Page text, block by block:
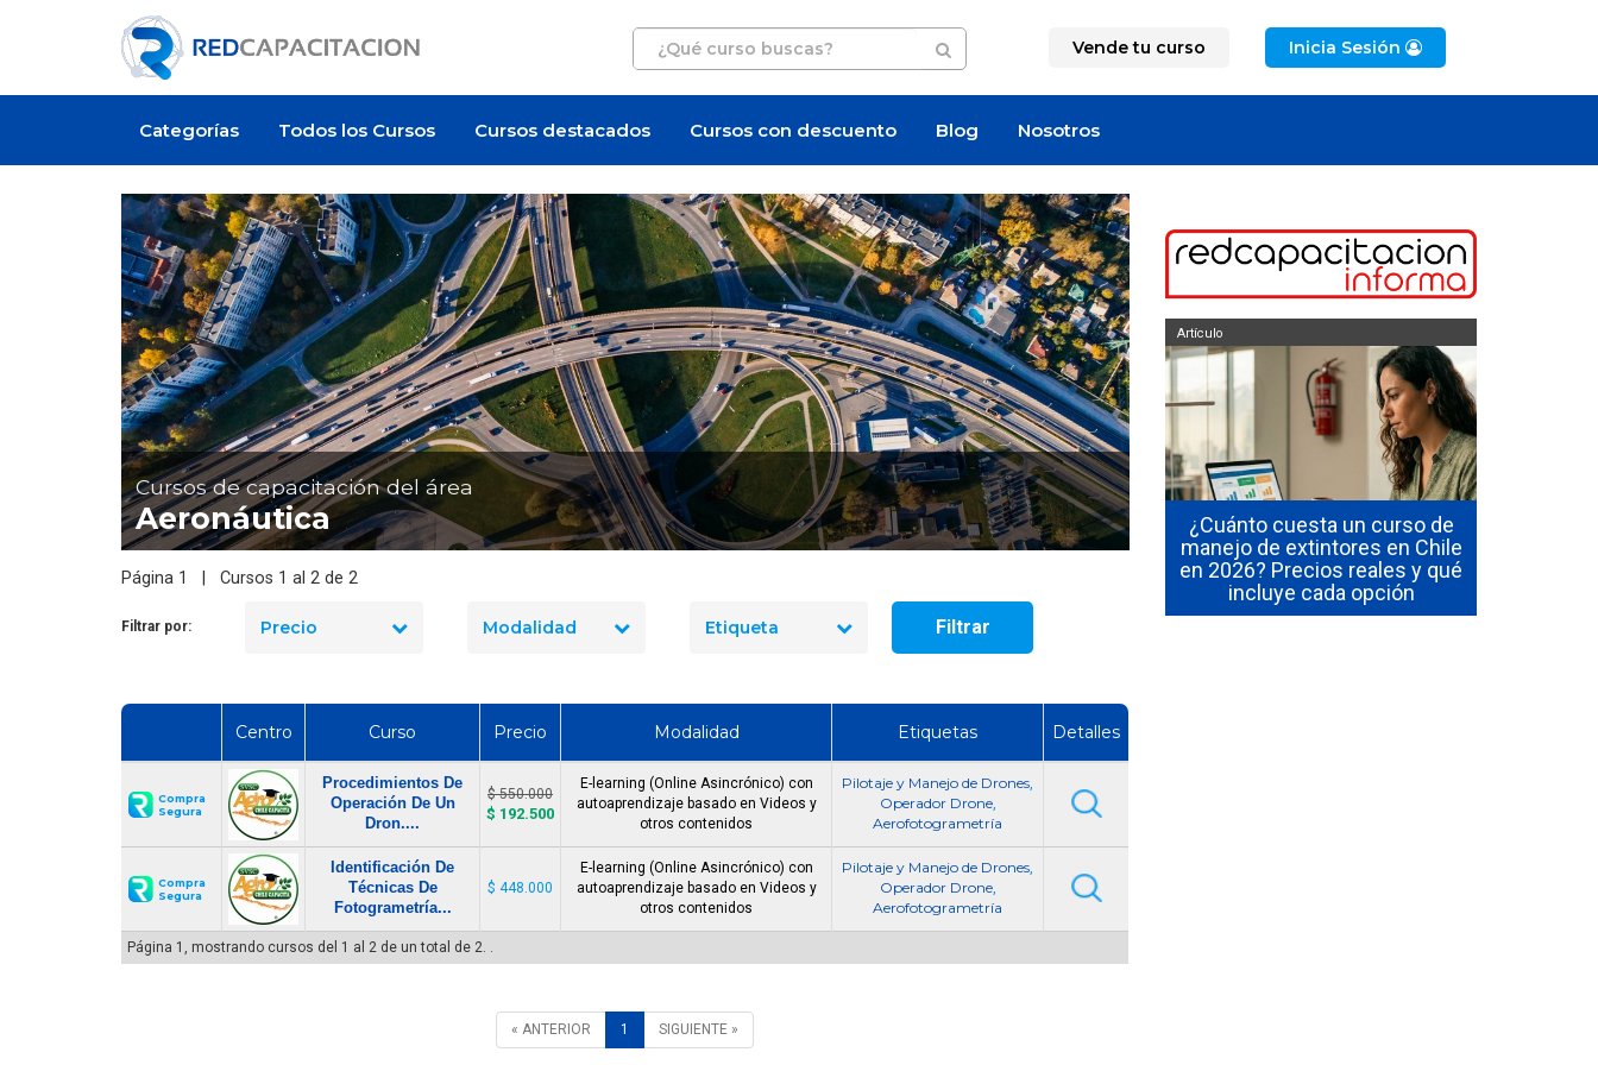
Vende tu curso Inicia Sesión
Categorías Todos los Cursos Cursos destacados Cursos con descuento Blog Nosotros
Cursos de capacitación del área
Aeronáutica
Página 1 | Cursos 1 al 2 de 2
Filtrar por: Precio Modalidad Etiqueta Filtrar
Centro Curso Precio Modalidad Etiquetas Detalles
Compra
Segura
Procedimientos De
Operación De Un
Dron....
$ 550.000
$ 192.500
E-learning (Online Asincrónico) con
autoaprendizaje basado en Videos y
otros contenidos
Pilotaje y Manejo de Drones,
Operador Drone,
Aerofotogrametría
Compra
Segura
Identificación De
Técnicas De
Fotogrametría...
$ 448.000
E-learning (Online Asincrónico) con
autoaprendizaje basado en Videos y
otros contenidos
Pilotaje y Manejo de Drones,
Operador Drone,
Aerofotogrametría
Página 1, mostrando cursos del 1 al 2 de un total de 2. .
« ANTERIOR 1 SIGUIENTE »
Artículo
¿Cuánto cuesta certificarse en
seguridad industrial en Chile
Artículo
¿Cuánto cuesta un curso de
manejo de extintores en Chile
en 2026? Precios reales y qué
incluye cada opción
Artículo